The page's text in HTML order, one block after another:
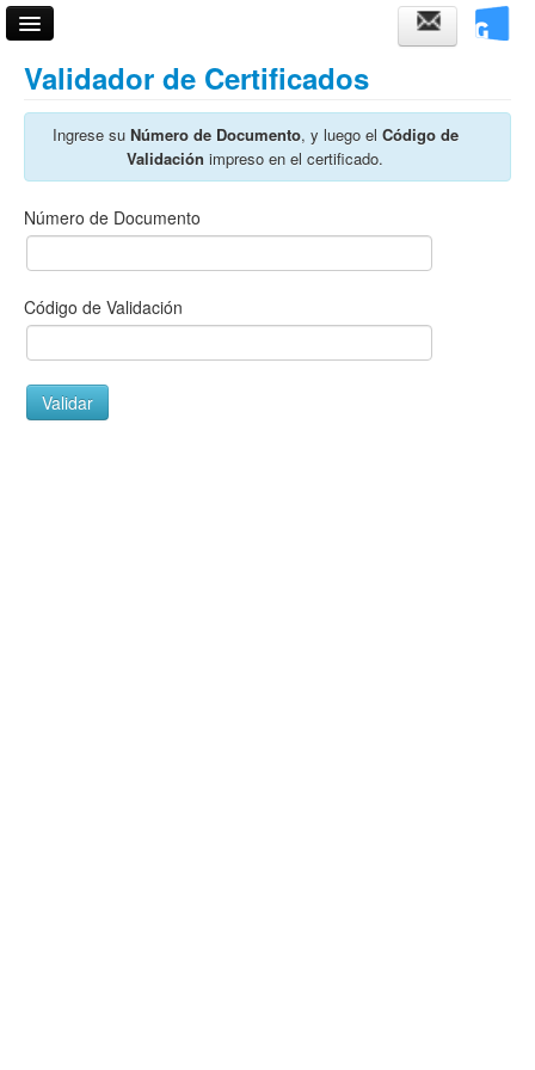
Acceso
Fechas de examen
Horarios de cursadas
Validador de certificados
Validador de Certificados
Ingrese su Número de Documento, y luego el Código de
Validación impreso en el certificado.
Número de Documento
Código de Validación